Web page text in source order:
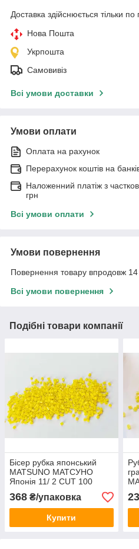
Доставка здійснюється тільки по
Нова Пошта
Укрпошта
Самовивіз
Всі умови доставки
Умови оплати
Оплата на рахунок
Перерахунок коштів на
Наложенний платіж з
грн
Всі умови оплати
Умови повернення
Повернення товару впродовж 14
Всі умови повернення
Подібні товари компанії
Бісер рубка японський
MATSUNO МАТСУНО
Японія 11/ 2 CUT 100
грам, №731, жовтий
керамічній.
368 ₴/упаковка
Купити
з